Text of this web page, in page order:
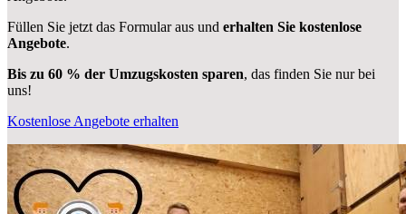
Füllen Sie jetzt das Formular aus und erhalten Sie kostenlose
Angebote.
Bis zu 60 % der Umzugskosten sparen, das finden Sie nur bei
uns!
Kostenlose Angebote erhalten